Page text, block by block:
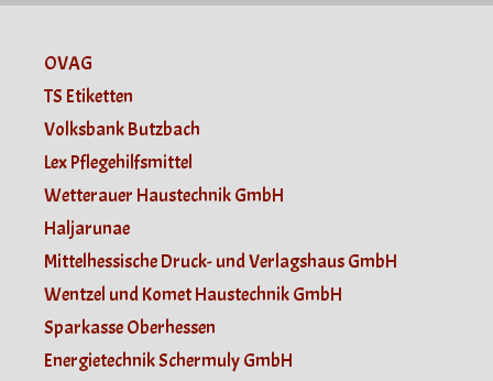
OVAG
TS Etiketten
Volksbank Butzbach
Lex Pflegehilfsmittel
Wetterauer Haustechnik GmbH
Haljarunae
Mittelhessische Druck- und Verlagshaus GmbH
Wentzel und Komet Haustechnik GmbH
Sparkasse Oberhessen
Energietechnik Schermuly GmbH